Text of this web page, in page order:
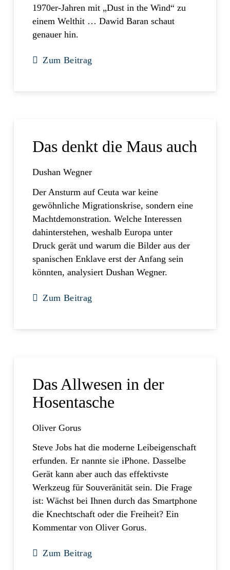
1970er-Jahren mit „Dust in the Wind“ zu
einem Welthit … Dawid Baran schaut
genauer hin.
Zum Beitrag
Das denkt die Maus auch
Dushan Wegner
Der Ansturm auf Ceuta war keine
gewöhnliche Migrationskrise, sondern eine
Machtdemonstration. Welche Interessen
dahinterstehen, weshalb Europa unter
Druck gerät und warum die Bilder aus der
spanischen Enklave erst der Anfang sein
könnten, analysiert Dushan Wegner.
Zum Beitrag
Das Allwesen in der
Hosentasche
Oliver Gorus
Steve Jobs hat die moderne Leibeigenschaft
erfunden. Er nannte sie iPhone. Dasselbe
Gerät kann aber auch das effektivste
Werkzeug für Souveränität sein. Die Frage
ist: Wächst bei Ihnen durch das Smartphone
die Knechtschaft oder die Freiheit? Ein
Kommentar von Oliver Gorus.
Zum Beitrag